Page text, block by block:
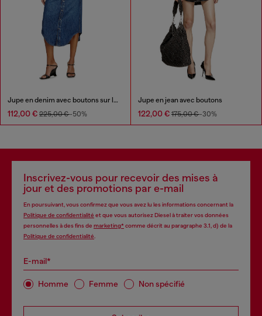
Jupe en denim avec boutons sur le devant
112,00 € 225,00 €-50%
Jupe en jean avec boutons
122,00 € 175,00 €-30%
Inscrivez-vous pour recevoir des mises à
jour et des promotions par e-mail
En poursuivant, vous confirmez que vous avez lu les informations concernant la
Politique de confidentialité et que vous autorisez Diesel à traiter vos données
personnelles à des fins de marketing*comme décrit au paragraphe 3.1, d) de la
Politique de confidentialité
E-mail*
Homme Femme Non spécifié